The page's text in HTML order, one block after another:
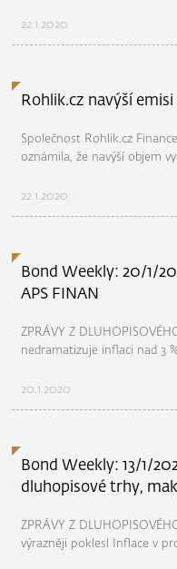
22.1.2020
Rohlik.cz navýší
Společnost Rohlik.cz
oznámila, že navýší objem
22.1.2020
Bond Weekly: 20/1/
APS FINAN
ZPRÁVY Z
nedramatizuje inflaci nad 3
20.1.2020
Bond Weekly: 13/1/
dluhopisové trhy,
ZPRÁVY Z
výrazněji poklesl Inflace v